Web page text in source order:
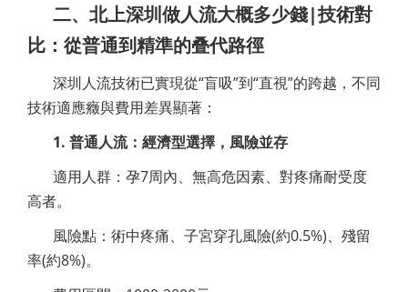
二、北上深圳做人流大概多少錢|技術對
比：從普通到精準的叠代路徑
深圳人流技術已實現從“盲吸”到“直視”的跨越，不同
技術適應癥與費用差異顯著：
1. 普通人流：經濟型選擇，風險並存
適用人群：孕7周內、無高危因素、對疼痛耐受度
高者。
風險點：術中疼痛、子宮穿孔風險(約0.5%)、殘留
率(約8%)。